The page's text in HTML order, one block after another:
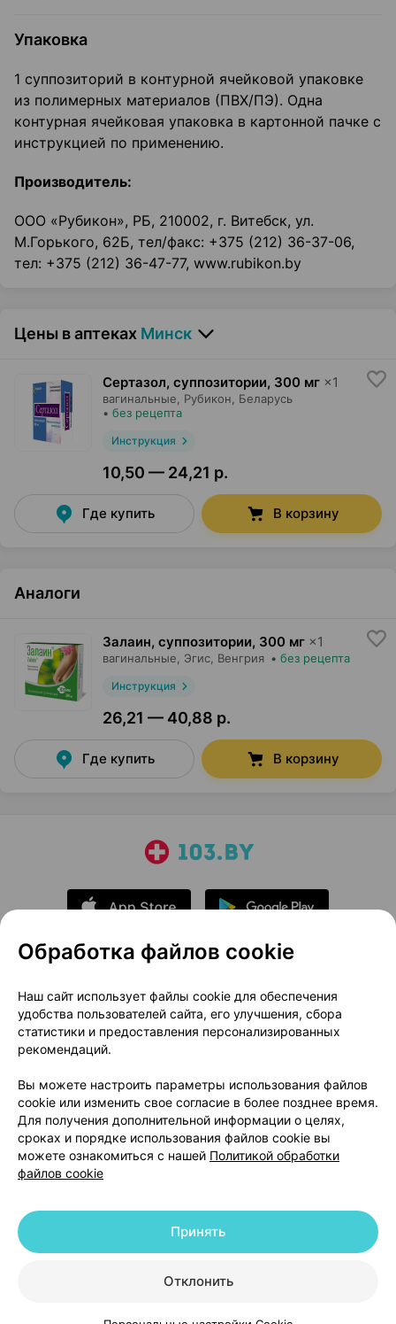
Упаковка
1 суппозиторий в контурной ячейковой упаковке
из полимерных материалов (ПВХ/ПЭ). Одна
контурная ячейковая упаковка в картонной пачке с
инструкцией по применению.
Производитель:
ООО «Рубикон», РБ, 210002, г. Витебск, ул.
М.Горького, 62Б, тел/факс: +375 (212) 36-37-06,
тел: +375 (212) 36-47-77, www.rubikon.by
Цены в аптеках Минск
Сертазол, суппозитории, 300 мг ×1
вагинальные, Рубикон, Беларусь
• без рецепта
Инструкция
10,50 — 24,21 р.
Где купить В корзину
Аналоги
Залаин, суппозитории, 300 мг ×1
вагинальные, Эгис, Венгрия • без рецепта
Инструкция
26,21 — 40,88 р.
Где купить В корзину
О проекте
Новости проекта
Размещение рекламы
Медицинский маркетинг
Публичный договор
Доставка
Способы оплаты
Вакансии
Партнеры
Написать руководителю 103.by
Написать в поддержку
Персональные настройки Cookie
© 2026 ООО «Артокс Лаб», УНП 191700409 | 220012, Республика Беларусь,
+375 291212755
Обработка файлов cookie
Наш сайт использует файлы cookie для обеспечения
удобства пользователей сайта, его улучшения, сбора
статистики и предоставления персонализированных
рекомендаций.
Вы можете настроить параметры использования файлов
cookie или изменить свое согласие в более позднее время.
Для получения дополнительной информации о целях,
сроках и порядке использования файлов cookie вы
можете ознакомиться с нашей Политикой обработки
файлов cookie
Отклонить
Принять